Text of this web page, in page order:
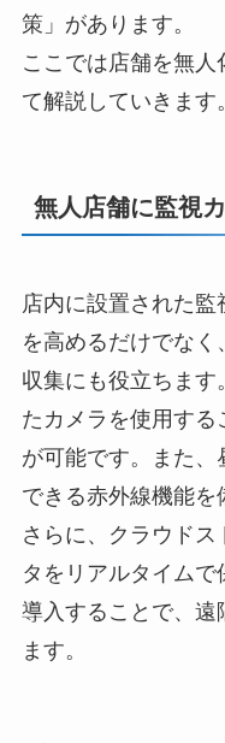
策」があります。
ここでは店舗を無
て解説していきます。
無人店舗に監視
店内に設置された
を高めるだけでな
収集にも役立ちます
たカメラを使用す
が可能です。また
できる赤外線機能を
さらに、クラウド
タをリアルタイム
導入することで、遠
ます。